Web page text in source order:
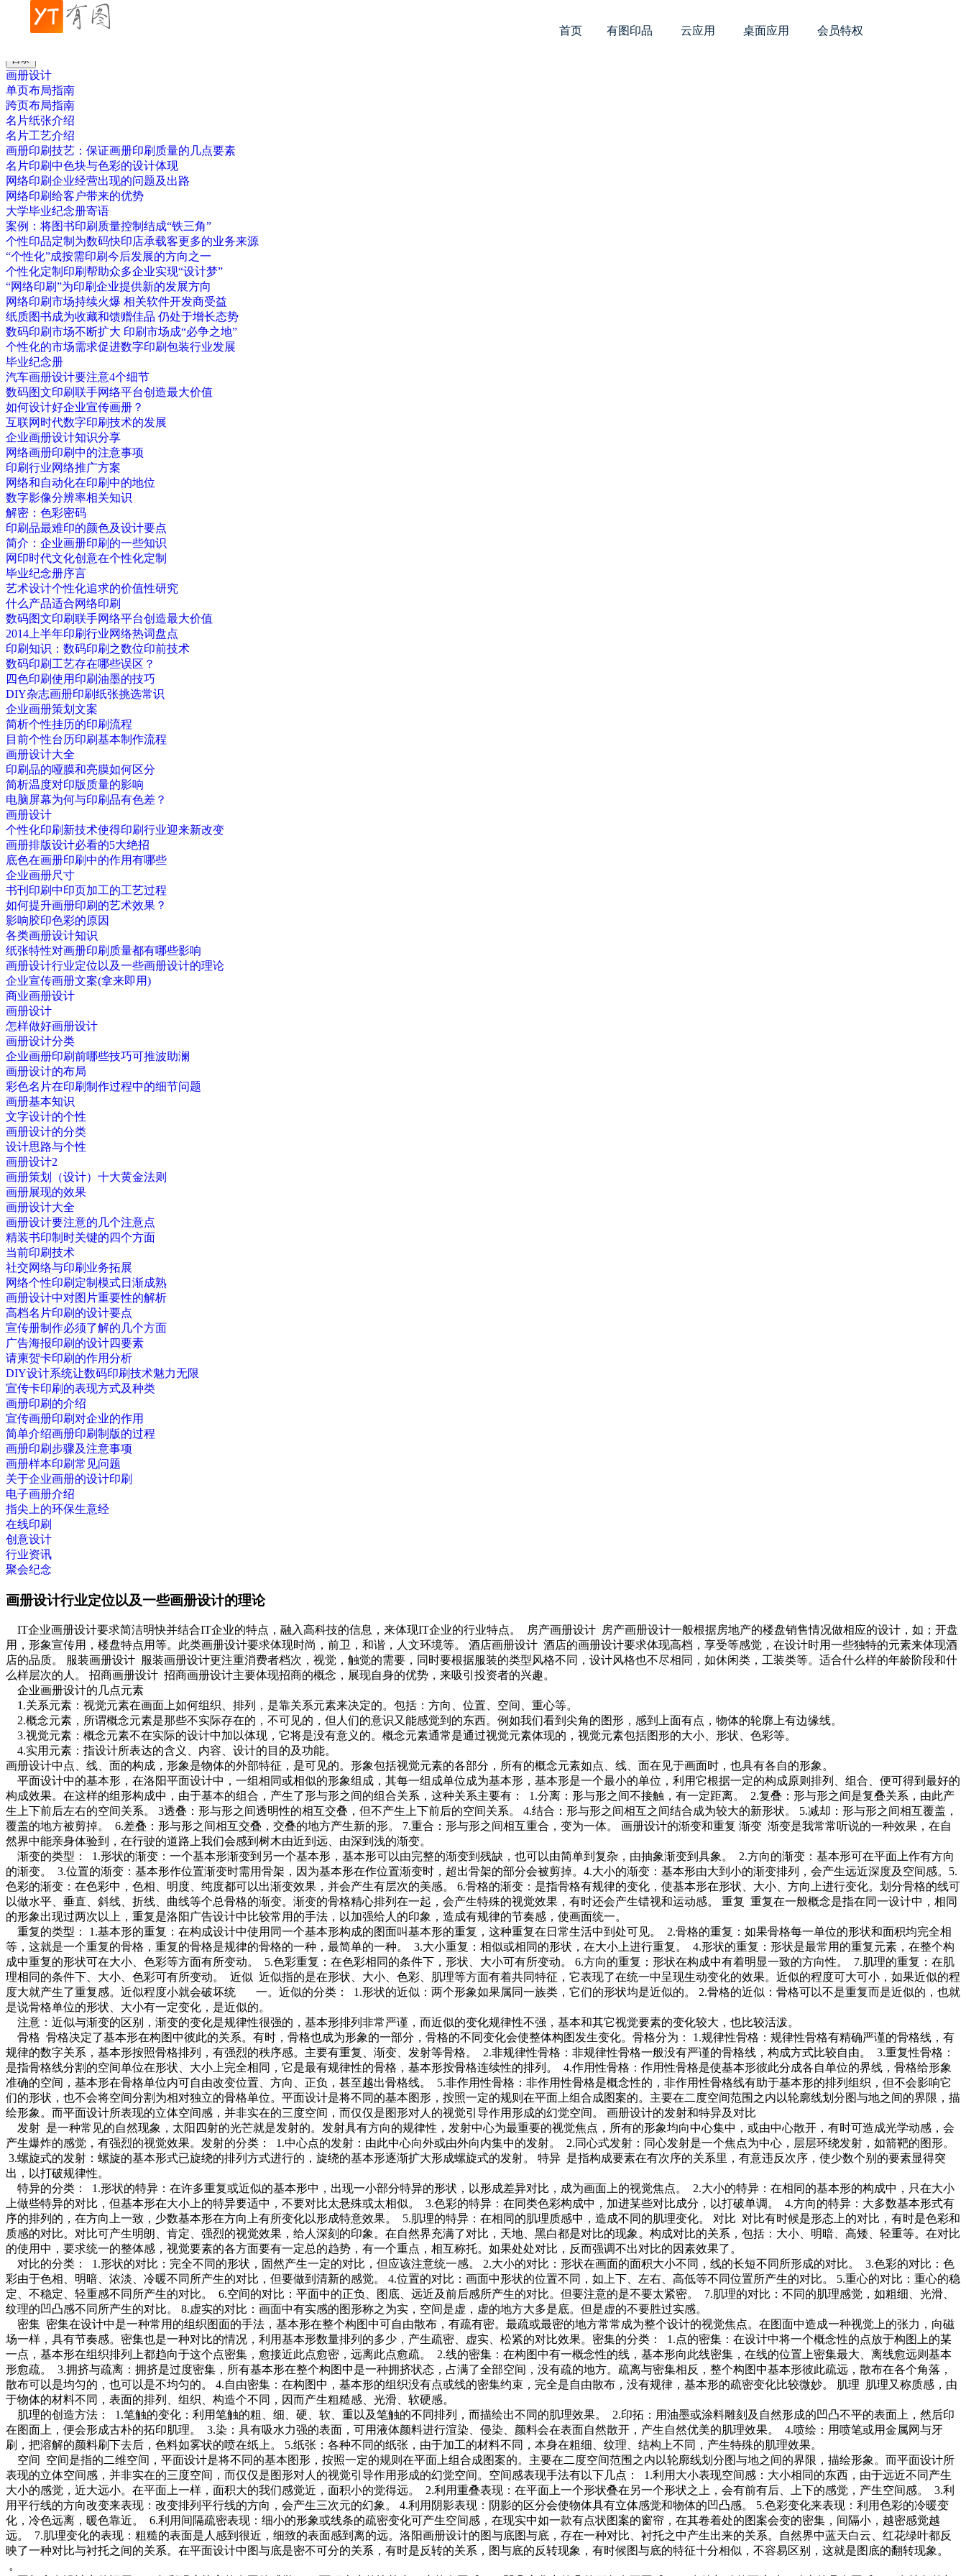
首页 有图印品 云应用 桌面应用 会员特权
帮助中心
画册设计
目录
画册设计
单页布局指南
跨页布局指南
名片纸张介绍
名片工艺介绍
画册印刷技艺：保证画册印刷质量的几点要素
名片印刷中色块与色彩的设计体现
网络印刷企业经营出现的问题及出路
网络印刷给客户带来的优势
大学毕业纪念册寄语
案例：将图书印刷质量控制结成“铁三角”
个性印品定制为数码快印店承载客更多的业务来源
“个性化”成按需印刷今后发展的方向之一
个性化定制印刷帮助众多企业实现“设计梦”
“网络印刷”为印刷企业提供新的发展方向
网络印刷市场持续火爆 相关软件开发商受益
纸质图书成为收藏和馈赠佳品 仍处于增长态势
数码印刷市场不断扩大 印刷市场成“必争之地”
个性化的市场需求促进数字印刷包装行业发展
毕业纪念册
汽车画册设计要注意4个细节
数码图文印刷联手网络平台创造最大价值
如何设计好企业宣传画册？
互联网时代数字印刷技术的发展
企业画册设计知识分享
网络画册印刷中的注意事项
印刷行业网络推广方案
网络和自动化在印刷中的地位
数字影像分辨率相关知识
解密：色彩密码
印刷品最难印的颜色及设计要点
简介：企业画册印刷的一些知识
网印时代文化创意在个性化定制
毕业纪念册序言
艺术设计个性化追求的价值性研究
什么产品适合网络印刷
数码图文印刷联手网络平台创造最大价值
2014上半年印刷行业网络热词盘点
印刷知识：数码印刷之数位印前技术
数码印刷工艺存在哪些误区？
四色印刷使用印刷油墨的技巧
DIY杂志画册印刷纸张挑选常识
企业画册策划文案
简析个性挂历的印刷流程
目前个性台历印刷基本制作流程
画册设计大全
印刷品的哑膜和亮膜如何区分
简析温度对印版质量的影响
电脑屏幕为何与印刷品有色差？
画册设计
个性化印刷新技术使得印刷行业迎来新改变
画册排版设计必看的5大绝招
底色在画册印刷中的作用有哪些
企业画册尺寸
书刊印刷中印页加工的工艺过程
如何提升画册印刷的艺术效果？
影响胶印色彩的原因
各类画册设计知识
纸张特性对画册印刷质量都有哪些影响
画册设计行业定位以及一些画册设计的理论
企业宣传画册文案(拿来即用)
商业画册设计
画册设计
怎样做好画册设计
画册设计分类
企业画册印刷前哪些技巧可推波助澜
画册设计的布局
彩色名片在印刷制作过程中的细节问题
画册基本知识
文字设计的个性
画册设计的分类
设计思路与个性
画册设计2
画册策划（设计）十大黄金法则
画册展现的效果
画册设计大全
画册设计要注意的几个注意点
精装书印制时关键的四个方面
当前印刷技术
社交网络与印刷业务拓展
网络个性印刷定制模式日渐成熟
画册设计中对图片重要性的解析
高档名片印刷的设计要点
宣传册制作必须了解的几个方面
广告海报印刷的设计四要素
请柬贺卡印刷的作用分析
DIY设计系统让数码印刷技术魅力无限
宣传卡印刷的表现方式及种类
画册印刷的介绍
宣传画册印刷对企业的作用
简单介绍画册印刷制版的过程
画册印刷步骤及注意事项
画册样本印刷常见问题
关于企业画册的设计印刷
电子画册介绍
指尖上的环保生意经
在线印刷
创意设计
行业资讯
聚会纪念
画册设计行业定位以及一些画册设计的理论
IT企业画册设计要求简洁明快并结合IT企业的特点，融入高科技的信息，来体现IT企业的行业特点。 房产画册设计 房产画册设计一般根据房地产的楼盘销售情况做相应的设计，如；开盘
用，形象宣传用，楼盘特点用等。此类画册设计要求体现时尚，前卫，和谐，人文环境等。 酒店画册设计 酒店的画册设计要求体现高档，享受等感觉，在设计时用一些独特的元素来体现酒
店的品质。 服装画册设计 服装画册设计更注重消费者档次，视觉，触觉的需要，同时要根据服装的类型风格不同，设计风格也不尽相同，如休闲类，工装类等。适合什么样的年龄阶段和什
么样层次的人。 招商画册设计 招商画册设计主要体现招商的概念，展现自身的优势，来吸引投资者的兴趣。
企业画册设计的几点元素
1.关系元素：视觉元素在画面上如何组织、排列，是靠关系元素来决定的。包括：方向、位置、空间、重心等。
2.概念元素，所谓概念元素是那些不实际存在的，不可见的，但人们的意识又能感觉到的东西。例如我们看到尖角的图形，感到上面有点，物体的轮廓上有边缘线。
3.视觉元素：概念元素不在实际的设计中加以体现，它将是没有意义的。概念元素通常是通过视觉元素体现的，视觉元素包括图形的大小、形状、色彩等。
4.实用元素：指设计所表达的含义、内容、设计的目的及功能。
画册设计中点、线、面的构成，形象是物体的外部特征，是可见的。形象包括视觉元素的各部分，所有的概念元素如点、线、面在见于画面时，也具有各自的形象。
平面设计中的基本形，在洛阳平面设计中，一组相同或相似的形象组成，其每一组成单位成为基本形，基本形是一个最小的单位，利用它根据一定的构成原则排列、组合、便可得到最好的
构成效果。在这样的组形构成中，由于基本的组合，产生了形与形之间的组合关系，这种关系主要有： 1.分离：形与形之间不接触，有一定距离。 2.复叠：形与形之间是复叠关系，由此产
生上下前后左右的空间关系。 3透叠：形与形之间透明性的相互交叠，但不产生上下前后的空间关系。 4.结合：形与形之间相互之间结合成为较大的新形状。 5.减却：形与形之间相互覆盖，
覆盖的地方被剪掉。 6.差叠：形与形之间相互交叠，交叠的地方产生新的形。 7.重合：形与形之间相互重合，变为一体。 画册设计的渐变和重复 渐变 渐变是我常常听说的一种效果，在自
然界中能亲身体验到，在行驶的道路上我们会感到树木由近到远、由深到浅的渐变。
渐变的类型： 1.形状的渐变：一个基本形渐变到另一个基本形，基本形可以由完整的渐变到残缺，也可以由简单到复杂，由抽象渐变到具象。 2.方向的渐变：基本形可在平面上作有方向
的渐变。 3.位置的渐变：基本形作位置渐变时需用骨架，因为基本形在作位置渐变时，超出骨架的部分会被剪掉。4.大小的渐变：基本形由大到小的渐变排列，会产生远近深度及空间感。5.
色彩的渐变：在色彩中，色相、明度、纯度都可以出渐变效果，并会产生有层次的美感。 6.骨格的渐变：是指骨格有规律的变化，使基本形在形状、大小、方向上进行变化。划分骨格的线可
以做水平、垂直、斜线、折线、曲线等个总骨格的渐变。渐变的骨格精心排列在一起，会产生特殊的视觉效果，有时还会产生错视和运动感。 重复 重复在一般概念是指在同一设计中，相同
的形象出现过两次以上，重复是洛阳广告设计中比较常用的手法，以加强给人的印象，造成有规律的节奏感，使画面统一。
重复的类型： 1.基本形的重复：在构成设计中使用同一个基本形构成的图面叫基本形的重复，这种重复在日常生活中到处可见。 2.骨格的重复：如果骨格每一单位的形状和面积均完全相
等，这就是一个重复的骨格，重复的骨格是规律的骨格的一种，最简单的一种。 3.大小重复：相似或相同的形状，在大小上进行重复。 4.形状的重复：形状是最常用的重复元素，在整个构
成中重复的形状可在大小、色彩等方面有所变动。 5.色彩重复：在色彩相同的条件下，形状、大小可有所变动。 6.方向的重复：形状在构成中有着明显一致的方向性。 7.肌理的重复：在肌
理相同的条件下、大小、色彩可有所变动。 近似 近似指的是在形状、大小、色彩、肌理等方面有着共同特征，它表现了在统一中呈现生动变化的效果。近似的程度可大可小，如果近似的程
度大就产生了重复感。近似程度小就会破坏统 一。近似的分类： 1.形状的近似：两个形象如果属同一族类，它们的形状均是近似的。 2.骨格的近似：骨格可以不是重复而是近似的，也就
是说骨格单位的形状、大小有一定变化，是近似的。
注意：近似与渐变的区别，渐变的变化是规律性很强的，基本形排列非常严谨，而近似的变化规律性不强，基本和其它视觉要素的变化较大，也比较活泼。
骨格 骨格决定了基本形在构图中彼此的关系。有时，骨格也成为形象的一部分，骨格的不同变化会使整体构图发生变化。骨格分为： 1.规律性骨格：规律性骨格有精确严谨的骨格线，有
规律的数字关系，基本形按照骨格排列，有强烈的秩序感。主要有重复、渐变、发射等骨格。 2.非规律性骨格：非规律性骨格一般没有严谨的骨格线，构成方式比较自由。 3.重复性骨格：
是指骨格线分割的空间单位在形状、大小上完全相同，它是最有规律性的骨格，基本形按骨格连续性的排列。 4.作用性骨格：作用性骨格是使基本形彼此分成各自单位的界线，骨格给形象
准确的空间，基本形在骨格单位内可自由改变位置、方向、正负，甚至越出骨格线。 5.非作用性骨格：非作用性骨格是概念性的，非作用性骨格线有助于基本形的排列组织，但不会影响它
们的形状，也不会将空间分割为相对独立的骨格单位。平面设计是将不同的基本图形，按照一定的规则在平面上组合成图案的。主要在二度空间范围之内以轮廓线划分图与地之间的界限，描
绘形象。而平面设计所表现的立体空间感，并非实在的三度空间，而仅仅是图形对人的视觉引导作用形成的幻觉空间。 画册设计的发射和特异及对比
发射 是一种常见的自然现象，太阳四射的光芒就是发射的。发射具有方向的规律性，发射中心为最重要的视觉焦点，所有的形象均向中心集中，或由中心散开，有时可造成光学动感，会
产生爆炸的感觉，有强烈的视觉效果。发射的分类： 1.中心点的发射：由此中心向外或由外向内集中的发射。 2.同心式发射：同心发射是一个焦点为中心，层层环绕发射，如箭靶的图形。
3.螺旋式的发射：螺旋的基本形式已旋绕的排列方式进行的，旋绕的基本形逐渐扩大形成螺旋式的发射。 特异 是指构成要素在有次序的关系里，有意违反次序，使少数个别的要素显得突
出，以打破规律性。
特异的分类： 1.形状的特异：在许多重复或近似的基本形中，出现一小部分特异的形状，以形成差异对比，成为画面上的视觉焦点。 2.大小的特异：在相同的基本形的构成中，只在大小
上做些特异的对比，但基本形在大小上的特异要适中，不要对比太悬殊或太相似。 3.色彩的特异：在同类色彩构成中，加进某些对比成分，以打破单调。 4.方向的特异：大多数基本形式有
序的排列的，在方向上一致，少数基本形在方向上有所变化以形成特意效果。 5.肌理的特异：在相同的肌理质感中，造成不同的肌理变化。 对比 对比有时候是形态上的对比，有时是色彩和
质感的对比。对比可产生明朗、肯定、强烈的视觉效果，给人深刻的印象。在自然界充满了对比，天地、黑白都是对比的现象。构成对比的关系，包括：大小、明暗、高矮、轻重等。在对比
的使用中，要求统一的整体感，视觉要素的各方面要有一定总的趋势，有一个重点，相互称托。如果处处对比，反而强调不出对比的因素效果了。
对比的分类： 1.形状的对比：完全不同的形状，固然产生一定的对比，但应该注意统一感。 2.大小的对比：形状在画面的面积大小不同，线的长短不同所形成的对比。 3.色彩的对比：色
彩由于色相、明暗、浓淡、冷暖不同所产生的对比，但要做到清新的感觉。 4.位置的对比：画面中形状的位置不同，如上下、左右、高低等不同位置所产生的对比。 5.重心的对比：重心的稳
定、不稳定、轻重感不同所产生的对比。 6.空间的对比：平面中的正负、图底、远近及前后感所产生的对比。但要注意的是不要太紧密。 7.肌理的对比：不同的肌理感觉，如粗细、光滑、
纹理的凹凸感不同所产生的对比。 8.虚实的对比：画面中有实感的图形称之为实，空间是虚，虚的地方大多是底。但是虚的不要胜过实感。
密集 密集在设计中是一种常用的组织图面的手法，基本形在整个构图中可自由散布，有疏有密。最疏或最密的地方常常成为整个设计的视觉焦点。在图面中造成一种视觉上的张力，向磁
场一样，具有节奏感。密集也是一种对比的情况，利用基本形数量排列的多少，产生疏密、虚实、松紧的对比效果。密集的分类： 1.点的密集：在设计中将一个概念性的点放于构图上的某
一点，基本形在组织排列上都趋向于这个点密集，愈接近此点愈密，远离此点愈疏。 2.线的密集：在构图中有一概念性的线，基本形向此线密集，在线的位置上密集最大、离线愈远则基本
形愈疏。 3.拥挤与疏离：拥挤是过度密集，所有基本形在整个构图中是一种拥挤状态，占满了全部空间，没有疏的地方。疏离与密集相反，整个构图中基本形彼此疏远，散布在各个角落，
散布可以是均匀的，也可以是不均匀的。 4.自由密集：在构图中，基本形的组织没有点或线的密集约束，完全是自由散布，没有规律，基本形的疏密变化比较微妙。 肌理 肌理又称质感，由
于物体的材料不同，表面的排列、组织、构造个不同，因而产生粗糙感、光滑、软硬感。
肌理的创造方法： 1.笔触的变化：利用笔触的粗、细、硬、软、重以及笔触的不同排列，而描绘出不同的肌理效果。 2.印拓：用油墨或涂料雕刻及自然形成的凹凸不平的表面上，然后印
在图面上，便会形成古朴的拓印肌理。 3.染：具有吸水力强的表面，可用液体颜料进行渲染、侵染、颜料会在表面自然散开，产生自然优美的肌理效果。 4.喷绘：用喷笔或用金属网与牙
刷，把溶解的颜料刷下去后，色料如雾状的喷在纸上。 5.纸张：各种不同的纸张，由于加工的材料不同，本身在粗细、纹理、结构上不同，产生特殊的肌理效果。
空间 空间是指的二维空间，平面设计是将不同的基本图形，按照一定的规则在平面上组合成图案的。主要在二度空间范围之内以轮廓线划分图与地之间的界限，描绘形象。而平面设计所
表现的立体空间感，并非实在的三度空间，而仅仅是图形对人的视觉引导作用形成的幻觉空间。空间感表现手法有以下几点： 1.利用大小表现空间感：大小相同的东西，由于远近不同产生
大小的感觉，近大远小。在平面上一样，面积大的我们感觉近，面积小的觉得远。 2.利用重叠表现：在平面上一个形状叠在另一个形状之上，会有前有后、上下的感觉，产生空间感。 3.利
用平行线的方向改变来表现：改变排列平行线的方向，会产生三次元的幻象。 4.利用阴影表现：阴影的区分会使物体具有立体感觉和物体的凹凸感。 5.色彩变化来表现：利用色彩的冷暖变
化，冷色远离，暖色靠近。 6.利用间隔疏密表现：细小的形象或线条的疏密变化可产生空间感，在现实中如一款有点状图案的窗帘，在其卷着处的图案会变的密集，间隔小，越密感觉越
远。 7.肌理变化的表现：粗糙的表面是人感到很近，细致的表面感到离的远。洛阳画册设计的图与底图与底，存在一种对比、衬托之中产生出来的关系。自然界中蓝天白云、红花绿叶都反
映了一种对比与衬托之间的关系。在平面设计中图与底是密不可分的关系，有时是反转的关系，图与底的反转现象，有时候图与底的特征十分相似，不容易区别，这就是图底的翻转现象。
。